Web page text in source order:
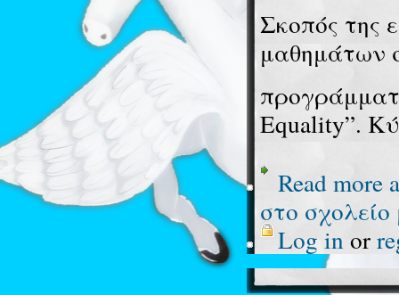
Σκοπός της
μαθημάτων
Equality”.
Read more
στο
Log in or